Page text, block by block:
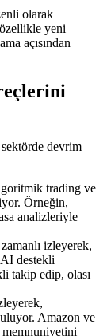
olarak
yeni
açısından
devrim
trading ve
Örneğin,
analizleriyle
izleyerek,
AI destekli
takip edip, olası
Amazon ve